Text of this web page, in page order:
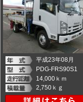
平成23年08月
PDG-FRS90S1
14,000ｋｍ
2,750ｋｇ